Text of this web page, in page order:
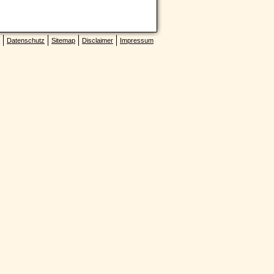
Impressum
Disclaimer
Sitemap
Datenschutz